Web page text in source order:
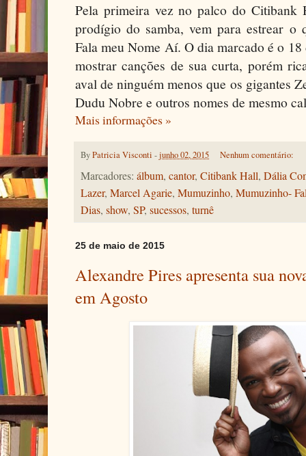
Pela primeira vez no palco do Citibank
prodígio do samba, vem para estrear o
Fala meu Nome Aí. O dia marcado é o
mostrar canções de sua curta, porém
aval de ninguém menos que os gigantes
Dudu Nobre e outros nomes de mesmo
Mais informações »
ByPatricia Visconti -junho 02, 2015 Nenhum comentário:
Marcadores: álbum, cantor, Citibank Hall, Dália
Lazer, Marcel Agarie, Mumuzinho, Mumuzinho-
Dias, show, SP, sucessos, turnê
25 de maio de 2015
Alexandre Pires apresenta sua
em Agosto